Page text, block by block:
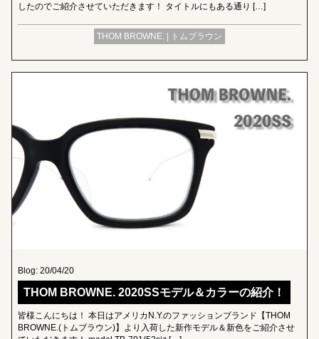
したのでご紹介させていただきます！ タイトルにもある通り […]
THOM BROWNE. | トムブラウン
Blog: 20/04/20
THOM BROWNE. 2020SSモデル＆カラーの紹介！
皆様こんにちは！ 本日はアメリカN.Y.のファッションブランド【THOM
BROWNE.(トムブラウン)】より入荷した新作モデル＆新色をご紹介させ